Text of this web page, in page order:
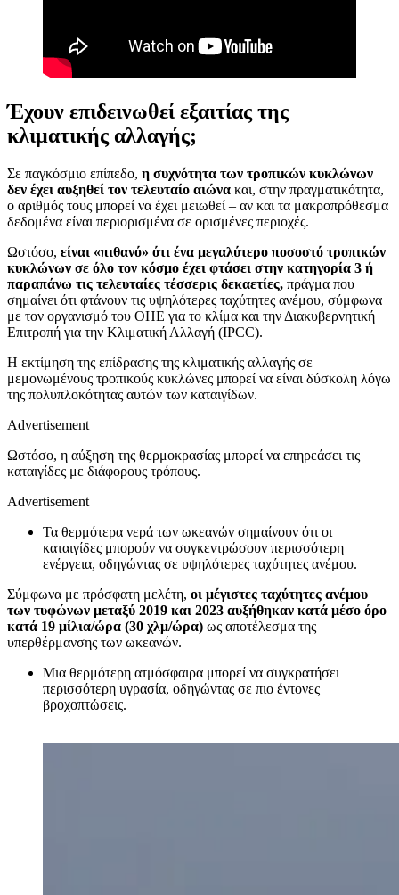
Έχουν επιδεινωθεί εξαιτίας της
κλιματικής αλλαγής;
Σε παγκόσμιο επίπεδο, η συχνότητα των τροπικών κυκλώνων
δεν έχει αυξηθεί τον τελευταίο αιώνα και, στην πραγματικότητα,
ο αριθμός τους μπορεί να έχει μειωθεί – αν και τα μακροπρόθεσμα
δεδομένα είναι περιορισμένα σε ορισμένες περιοχές.
Ωστόσο, είναι «πιθανό» ότι ένα μεγαλύτερο ποσοστό τροπικών
κυκλώνων σε όλο τον κόσμο έχει φτάσει στην κατηγορία 3 ή
παραπάνω τις τελευταίες τέσσερις δεκαετίες, πράγμα που
σημαίνει ότι φτάνουν τις υψηλότερες ταχύτητες ανέμου, σύμφωνα
με τον οργανισμό του ΟΗΕ για το κλίμα και την Διακυβερνητική
Επιτροπή για την Κλιματική Αλλαγή (IPCC).
Η εκτίμηση της επίδρασης της κλιματικής αλλαγής σε
μεμονωμένους τροπικούς κυκλώνες μπορεί να είναι δύσκολη λόγω
της πολυπλοκότητας αυτών των καταιγίδων.
Advertisement
Ωστόσο, η αύξηση της θερμοκρασίας μπορεί να επηρεάσει τις
καταιγίδες με διάφορους τρόπους.
Advertisement
Τα θερμότερα νερά των ωκεανών σημαίνουν ότι οι
καταιγίδες μπορούν να συγκεντρώσουν περισσότερη
ενέργεια, οδηγώντας σε υψηλότερες ταχύτητες ανέμου.
Σύμφωνα με πρόσφατη μελέτη, οι μέγιστες ταχύτητες ανέμου
των τυφώνων μεταξύ 2019 και 2023 αυξήθηκαν κατά μέσο όρο
κατά 19 μίλια/ώρα (30 χλμ/ώρα) ως αποτέλεσμα της
υπερθέρμανσης των ωκεανών.
Μια θερμότερη ατμόσφαιρα μπορεί να συγκρατήσει
περισσότερη υγρασία, οδηγώντας σε πιο έντονες
βροχοπτώσεις.